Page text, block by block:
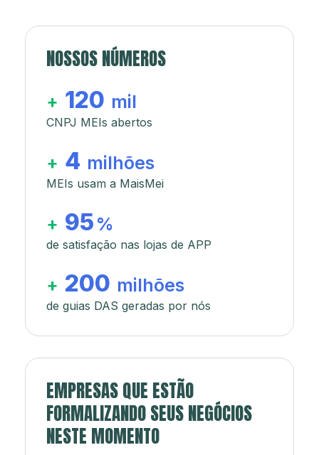
NOSSOS NÚMEROS
+ 120 mil
CNPJ MEIs abertos
+ 4 milhões
MEIs usam a MaisMei
+ 95 %
de satisfação nas lojas de APP
+ 200 milhões
de guias DAS geradas por nós
EMPRESAS QUE ESTÃO
FORMALIZANDO SEUS NEGÓCIOS
NESTE MOMENTO